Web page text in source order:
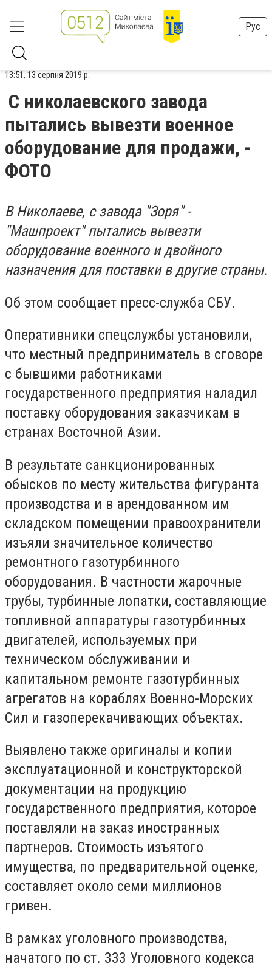
Рус
13:51, 13 серпня 2019 р.
С николаевского завода
пытались вывезти военное
оборудование для продажи, -
ФОТО
В Николаеве, с завода "Зоря" -
"Машпроект" пытались вывезти
оборудование военного и двойного
назначения для поставки в другие страны.
Об этом сообщает пресс-служба СБУ.
Оперативники спецслужбы установили,
что местный предприниматель в сговоре
с бывшими работниками
государственного предприятия наладил
поставку оборудования заказчикам в
странах Восточной Азии.
В результате санкционированных
обысков по месту жительства фигуранта
производства и в арендованном им
складском помещении правоохранители
изъяли значительное количество
ремонтного газотурбинного
оборудования. В частности жарочные
трубы, турбинные лопатки, составляющие
топливной аппаратуры газотурбинных
двигателей, используемых при
техническом обслуживании и
капитальном ремонте газотурбинных
агрегатов на кораблях Военно-Морских
Сил и газоперекачивающих объектах.
Выявлено также оригиналы и копии
эксплуатационной и конструкторской
документации на продукцию
государственного предприятия, которое
поставляли на заказ иностранных
партнеров. Стоимость изъятого
имущества, по предварительной оценке,
составляет около семи миллионов
гривен.
В рамках уголовного производства,
начатого по ст. 333 Уголовного кодекса